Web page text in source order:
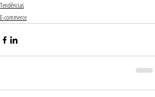
Tendências
E-commerce